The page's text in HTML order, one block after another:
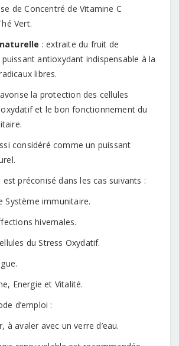
de Concentré de Vitamine C
Vert.
: extraite du fruit de
puissant antioxydant indispensable à la
libres.
la protection des cellules
et le bon fonctionnement du
considéré comme un puissant
est préconisé dans les cas suivants :
Système immunitaire.
hivernales.
du Stress Oxydatif.
Energie et Vitalité.
d’emploi :
à avaler avec un verre d’eau.